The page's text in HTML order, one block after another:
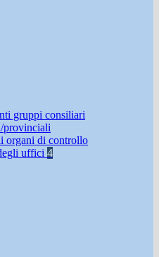
gruppi consiliari
provinciali
organi di controllo
uffici 4